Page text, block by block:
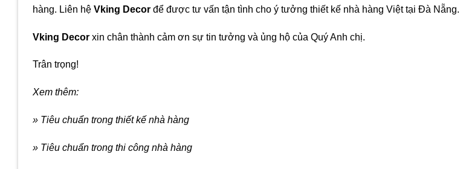
hàng. Liên hệ Vking Decor để được tư vấn tận tình cho ý tưởng thiết kế nhà hàng Việt tại Đà Nẵng.
Vking Decor xin chân thành cảm ơn sự tin tưởng và ủng hộ của Quý Anh chị.
Trân trọng!
Xem thêm:
» Tiêu chuẩn trong thiết kế nhà hàng
» Tiêu chuẩn trong thi công nhà hàng